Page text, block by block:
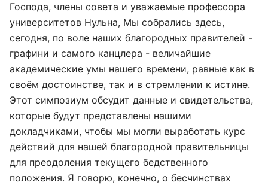
Господа, члены совета и уважаемые профессора
университетов Нульна, Мы собрались здесь,
сегодня, по воле наших благородных правителей -
графини и самого канцлера - величайшие
академические умы нашего времени, равные как в
своём достоинстве, так и в стремлении к истине.
Этот симпозиум обсудит данные и свидетельства,
которые будут представлены нашими
докладчиками, чтобы мы могли выработать курс
действий для нашей благородной правительницы
для преодоления текущего бедственного
положения. Я говорю, конечно, о бесчинствах